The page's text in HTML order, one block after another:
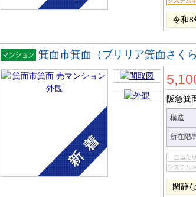
令和8
売マンシ
ョン
箕面市箕面（ブリリア箕面さく
阪急箕
構造
所在階/
閑静